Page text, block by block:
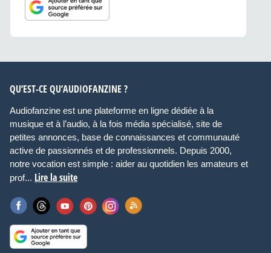
QU’EST-CE QU’AUDIOFANZINE ?
Audiofanzine est une plateforme en ligne dédiée à la
musique et à l’audio, à la fois média spécialisé, site de
petites annonces, base de connaissances et communauté
active de passionnés et de professionnels. Depuis 2000,
notre vocation est simple : aider au quotidien les amateurs et
prof... Lire la suite